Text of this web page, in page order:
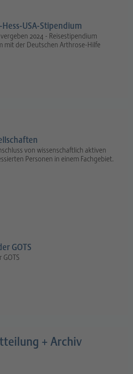
USA-Stipendium
2024 - Reisestipendium
mit der Deutschen Arthrose-Hilfe
von wissenschaftlich aktiven
Personen in einem Fachgebiet.
GOTS
GOTS
+ Archiv